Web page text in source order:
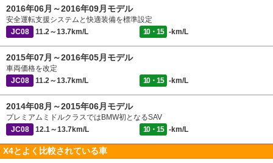
2016年06月～2016年09月モデル
安全運転支援システムと快適装備を標準設定
JC08
11.2～13.7km/L 10・15 -km/L
2015年07月～2016年05月モデル
車両価格を改定
JC08
11.2～13.7km/L 10・15 -km/L
2014年08月～2015年06月モデル
プレミアムミドルクラスではBMW初となるSAV
JC08
12.1～13.7km/L 10・15 -km/L
X4とよく比較されている車